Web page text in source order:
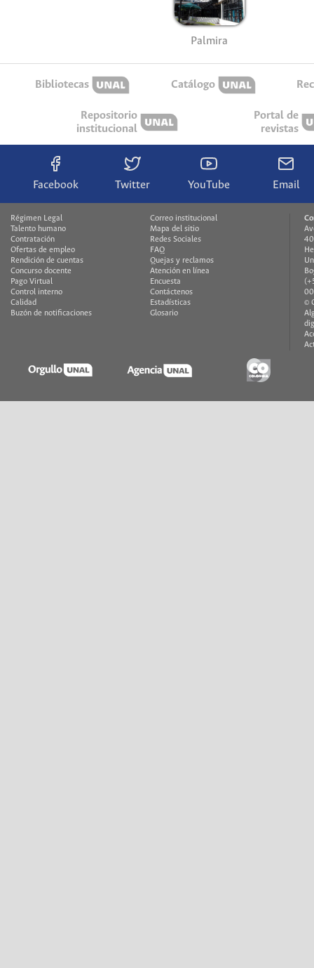
Palmira
Bibliotecas Catálogo
Repositorio
institucional
Portal de
revistas
Facebook Twitter YouTube Email
Régimen Legal
Talento humano
Contratación
Ofertas de empleo
Rendición de cuentas
Concurso docente
Pago Virtual
Control interno
Calidad
Buzón de notificaciones
Correo institucional
Mapa del sitio
Redes Sociales
FAQ
Quejas y reclamos
Atención en línea
Encuesta
Contáctenos
Estadísticas
Glosario
©